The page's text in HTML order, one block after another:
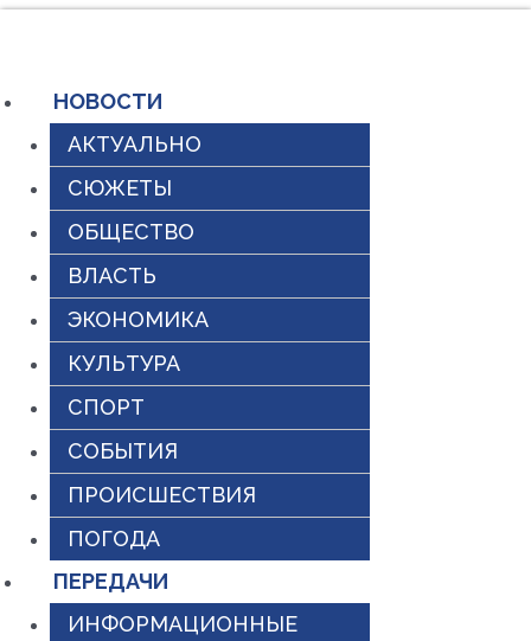
содержимому
НОВОСТИ
АКТУАЛЬНО
СЮЖЕТЫ
ОБЩЕСТВО
ВЛАСТЬ
ЭКОНОМИКА
КУЛЬТУРА
СПОРТ
СОБЫТИЯ
ПРОИСШЕСТВИЯ
ПОГОДА
ПЕРЕДАЧИ
ИНФОРМАЦИОННЫЕ